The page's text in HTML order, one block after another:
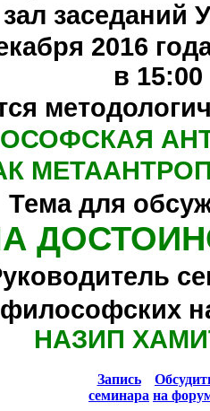
зал заседаний
2016
в 15:00
Тема для
НАЗИП
Запись
семинара на